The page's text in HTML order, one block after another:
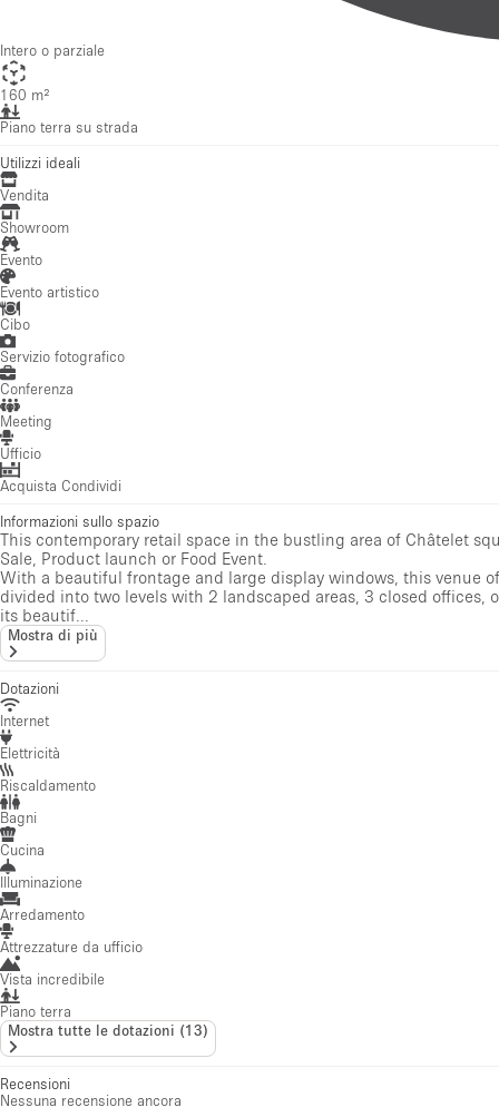
Intero o parziale
160 m²
Piano terra su strada
Utilizzi ideali
Vendita
Showroom
Evento
Evento artistico
Cibo
Servizio fotografico
Conferenza
Meeting
Ufficio
Acquista Condividi
Informazioni sullo spazio
This contemporary retail space in the bustling area of Châtelet
Sale, Product launch or Food Event.
With a beautiful frontage and large display windows, this venue
divided into two levels with 2 landscaped areas, 3 closed
its beautif...
Mostra di più
Dotazioni
Internet
Elettricità
Riscaldamento
Bagni
Cucina
Illuminazione
Arredamento
Attrezzature da ufficio
Vista incredibile
Piano terra
Mostra tutte le dotazioni (13)
Recensioni
Nessuna recensione ancora